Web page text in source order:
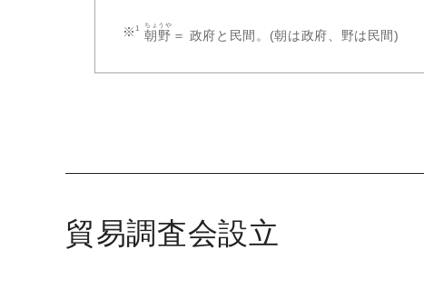
朝野
ちょうや
＝ 政府と民間。(朝は政府、野は民間)
貿易調査会設立